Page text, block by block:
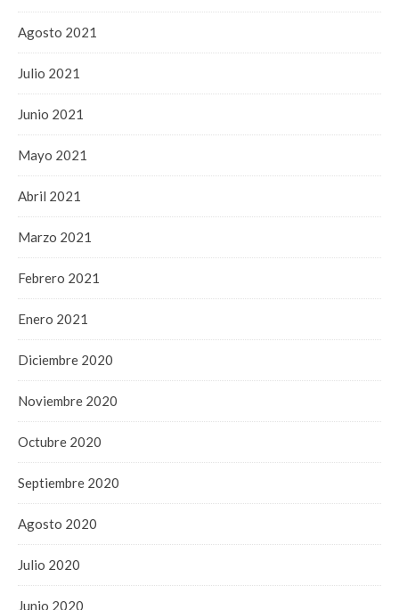
Agosto 2021
Julio 2021
Junio 2021
Mayo 2021
Abril 2021
Marzo 2021
Febrero 2021
Enero 2021
Diciembre 2020
Noviembre 2020
Octubre 2020
Septiembre 2020
Agosto 2020
Julio 2020
Junio 2020